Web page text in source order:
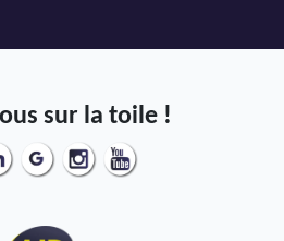
sur la toile !